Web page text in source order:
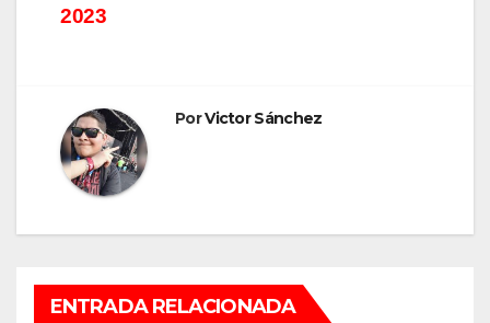
2023
PorVictor Sánchez
ENTRADA RELACIONADA